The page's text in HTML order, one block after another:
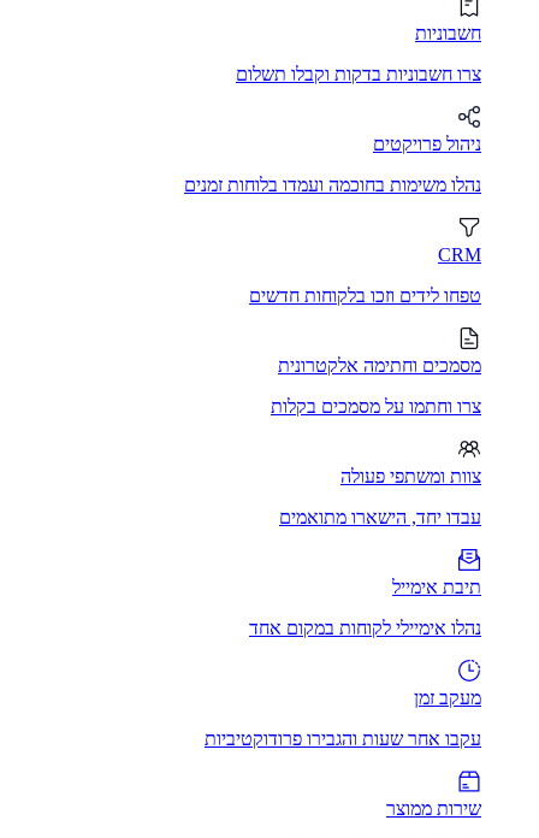
חשבוניות
צרו חשבוניות בדקות וקבלו תשלום
ניהול פרויקטים
נהלו משימות בחוכמה ועמדו בלוחות זמנים
CRM
טפחו לידים וזכו בלקוחות חדשים
מסמכים וחתימה אלקטרונית
צרו וחתמו על מסמכים בקלות
צוות ומשתפי פעולה
עבדו יחד, הישארו מתואמים
תיבת אימייל
נהלו אימיילי לקוחות במקום אחד
מעקב זמן
עקבו אחר שעות והגבירו פרודוקטיביות
שירות ממוצר